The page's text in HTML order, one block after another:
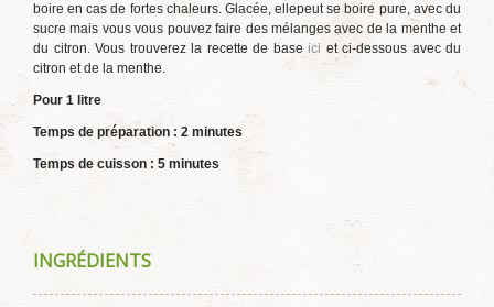
boire en cas de fortes chaleurs. Glacée, ellepeut se boire pure, avec du
sucre mais vous vous pouvez faire des mélanges avec de la menthe et
du citron. Vous trouverez la recette de base ici et ci-dessous avec du
citron et de la menthe.
Pour 1 litre
Temps de préparation : 2 minutes
Temps de cuisson : 5 minutes
INGRÉDIENTS